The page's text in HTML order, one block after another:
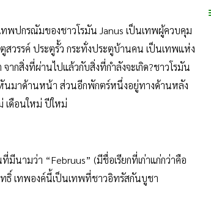
พปกรณัมของชาวโรมัน Janus เป็นเทพผู้ควบคุม
สวรรค์ ประตูรั้ว กระทั่งประตูบ้านคน เป็นเทพแห่ง
ากสิ่งที่ผ่านไปแล้วกับสิ่งที่กำลังจะเกิด?ชาวโรมัน
มาด้านหน้า ส่วนอีกพักตร์หนึ่งอยู่ทางด้านหลัง
ดือนใหม่ ปีใหม่
นามว่า “Februus” (มีชื่อเรียกที่เก่าแก่กว่าคือ
ธิ์ เทพองค์นี้เป็นเทพที่ชาวอิทรัสกันบูชา